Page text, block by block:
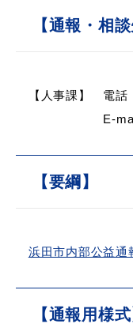
【通報・相
【人事課】 電話
E-mail：
【要綱】
浜田市内部公益通
【通報用様式